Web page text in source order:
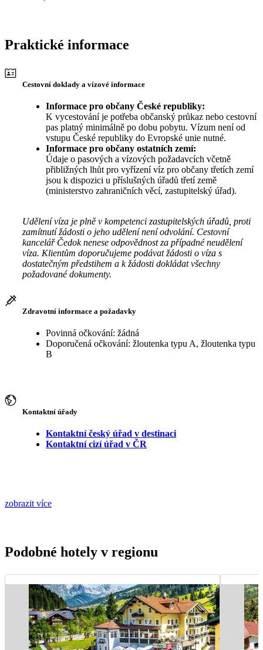
Praktické informace
Cestovní doklady a vízové informace
Informace pro občany České republiky:
K vycestování je potřeba občanský průkaz nebo cestovní
pas platný minimálně po dobu pobytu. Vízum není od
vstupu České republiky do Evropské unie nutné.
Informace pro občany ostatních zemí:
Údaje o pasových a vízových požadavcích včetně
přibližných lhůt pro vyřízení víz pro občany třetích zemí
jsou k dispozici u příslušných úřadů třetí země
(ministerstvo zahraničních věcí, zastupitelský úřad).
Udělení víza je plně v kompetenci zastupitelských úřadů, proti
zamítnutí žádosti o jeho udělení není odvolání. Cestovní
kancelář Čedok nenese odpovědnost za případné neudělení
víza. Klientům doporučujeme podávat žádosti o víza s
dostatečným předstihem a k žádosti dokládat všechny
požadované dokumenty.
Zdravotní informace a požadavky
Povinná očkování: žádná
Doporučená očkování: žloutenka typu A, žloutenka typu
B
Kontaktní úřady
Kontaktní český úřad v destinaci
Kontaktní cizí úřad v ČR
zobrazit více
Podobné hotely v regionu